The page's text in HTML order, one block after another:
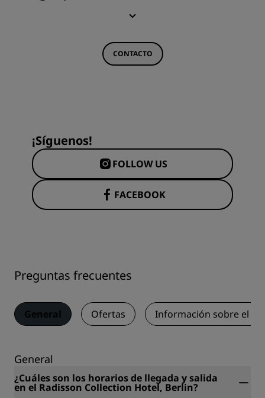
CONTACTO
¡Síguenos!
FOLLOW US
FACEBOOK
Preguntas frecuentes
General Ofertas Información sobre el
General
¿Cuáles son los horarios de llegada y salida
en el Radisson Collection Hotel, Berlin?